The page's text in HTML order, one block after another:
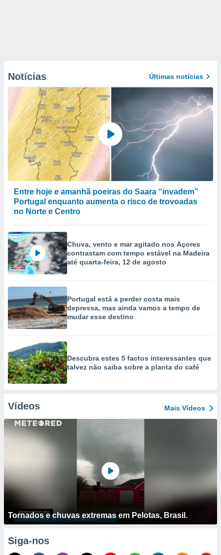
Notícias Últimas notícias
Entre hoje e amanhã poeiras do Saara “invadem”
Portugal enquanto aumenta o risco de trovoadas
no Norte e Centro
Chuva, vento e mar agitado nos Açores
contrastam com tempo estável na Madeira
até quarta-feira, 12 de agosto
Portugal está a perder costa mais
depressa, mas ainda vamos a tempo de
mudar esse destino
Descubra estes 5 factos interessantes que
talvez não saiba sobre a planta do café
Vídeos Mais Vídeos
Tornados e chuvas extremas em Pelotas, Brasil.
Siga-nos